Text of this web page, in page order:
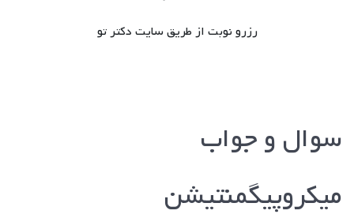
رزرو نوبت از طریق سایت دکتر تو
سوال و جواب
میکروپیگمنتیشن